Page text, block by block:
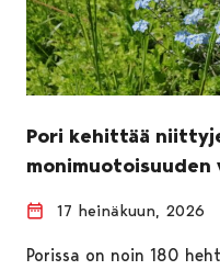
Pori kehittää
monimuotoisuuden
17 heinäkuun, 2026
Porissa on noin 180